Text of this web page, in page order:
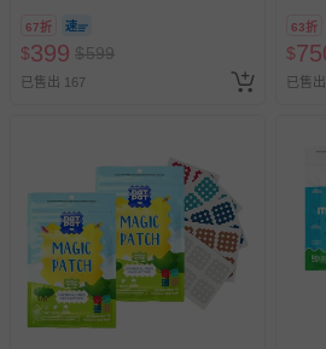
針對滿件折/滿額贈…等活動，如因
留商品未達活動門檻，將以原價
部分商品依據消費者保護法的規
豫期範圍：
易於腐敗、保存期限較短或解
商品、食品等）。
客製化商品（例如客製生日書
報紙、期刊或雜誌（惟書籍如
67折
$399 $599
已售出 167
63折
$
已售